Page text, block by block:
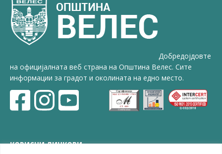
Добредојдовте
на официјалната веб страна на Општина Велес. Сите
информации за градот и околината на едно место.
КОРИСНИ ЛИНКОВИ